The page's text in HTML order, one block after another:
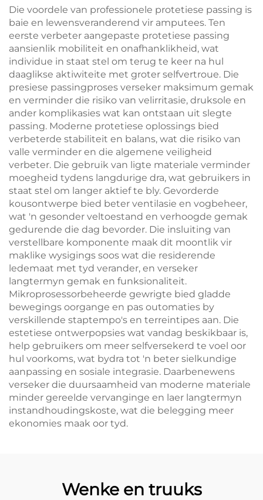
Die voordele van professionele protetiese passing is
baie en lewensveranderend vir amputees. Ten
eerste verbeter aangepaste protetiese passing
aansienlik mobiliteit en onafhanklikheid, wat
individue in staat stel om terug te keer na hul
daaglikse aktiwiteite met groter selfvertroue. Die
presiese passingproses verseker maksimum gemak
en verminder die risiko van velirritasie, druksole en
ander komplikasies wat kan ontstaan uit slegte
passing. Moderne protetiese oplossings bied
verbeterde stabiliteit en balans, wat die risiko van
valle verminder en die algemene veiligheid
verbeter. Die gebruik van ligte materiale verminder
moegheid tydens langdurige dra, wat gebruikers in
staat stel om langer aktief te bly. Gevorderde
kousontwerpe bied beter ventilasie en vogbeheer,
wat 'n gesonder veltoestand en verhoogde gemak
gedurende die dag bevorder. Die insluiting van
verstellbare komponente maak dit moontlik vir
maklike wysigings soos wat die residerende
ledemaat met tyd verander, en verseker
langtermyn gemak en funksionaliteit.
Mikroprosessorbeheerde gewrigte bied gladde
bewegings oorgange en pas outomaties by
verskillende staptempo's en terreintipes aan. Die
estetiese ontwerpopsies wat vandag beskikbaar is,
help gebruikers om meer selfversekerd te voel oor
hul voorkoms, wat bydra tot 'n beter sielkundige
aanpassing en sosiale integrasie. Daarbenewens
verseker die duursaamheid van moderne materiale
minder gereelde vervanginge en laer langtermyn
instandhoudingskoste, wat die belegging meer
ekonomies maak oor tyd.
Wenke en truuks